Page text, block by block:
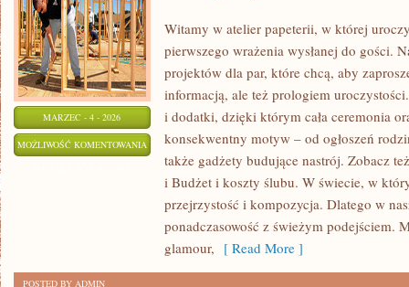
MARZEC - 4 - 2026
MOŻLIWOŚĆ KOMENTOWANIA FLORYSTYKA
ŚLUBNA
BUKIETY
Witamy w atelier papeterii, w której
pierwszego wrażenia wysłanej do gości.
projektów dla par, które chcą, aby
informacją, ale też prologiem
i dodatki, dzięki którym cała ceremonia
konsekwentny motyw – od ogłoszeń
także gadżety budujące nastrój. Zobacz
i Budżet i koszty ślubu. W świecie, w
przejrzystość i kompozycja. Dlatego w
ponadczasowość z świeżym podejściem.
glamour, [ Read More ]
POSTED BY ADMIN